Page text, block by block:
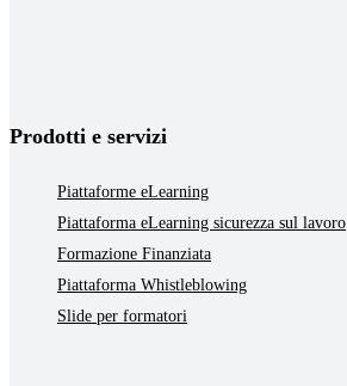
Prodotti e servizi
Piattaforme eLearning
Piattaforma eLearning sicurezza sul lavoro
Formazione Finanziata
Piattaforma Whistleblowing
Slide per formatori